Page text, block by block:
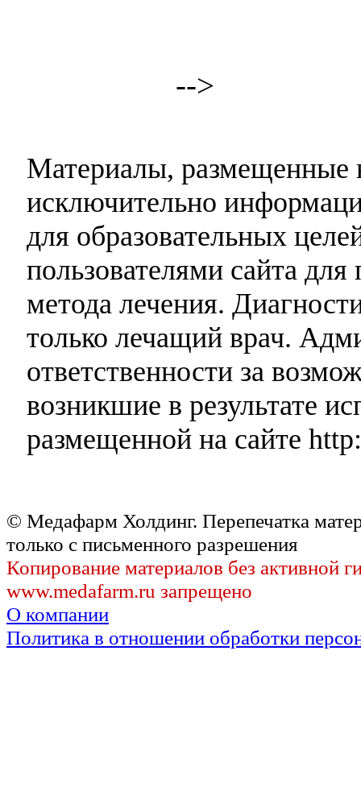
-->
Материалы, размещенные
исключительно
для образовательных
пользователями сайта
метода лечения.
только лечащий врач.
ответственности за
возникшие в результате
размещенной на сайте
© Медафарм Холдинг. Перепечатка
только с письменного разрешения
Копирование материалов без активной
www.medafarm.ru запрещено
О компании
Политика в отношении обработки